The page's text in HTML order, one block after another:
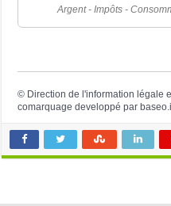
Argent - Impôts -
© Direction de l'information légale
comarquage developpé par